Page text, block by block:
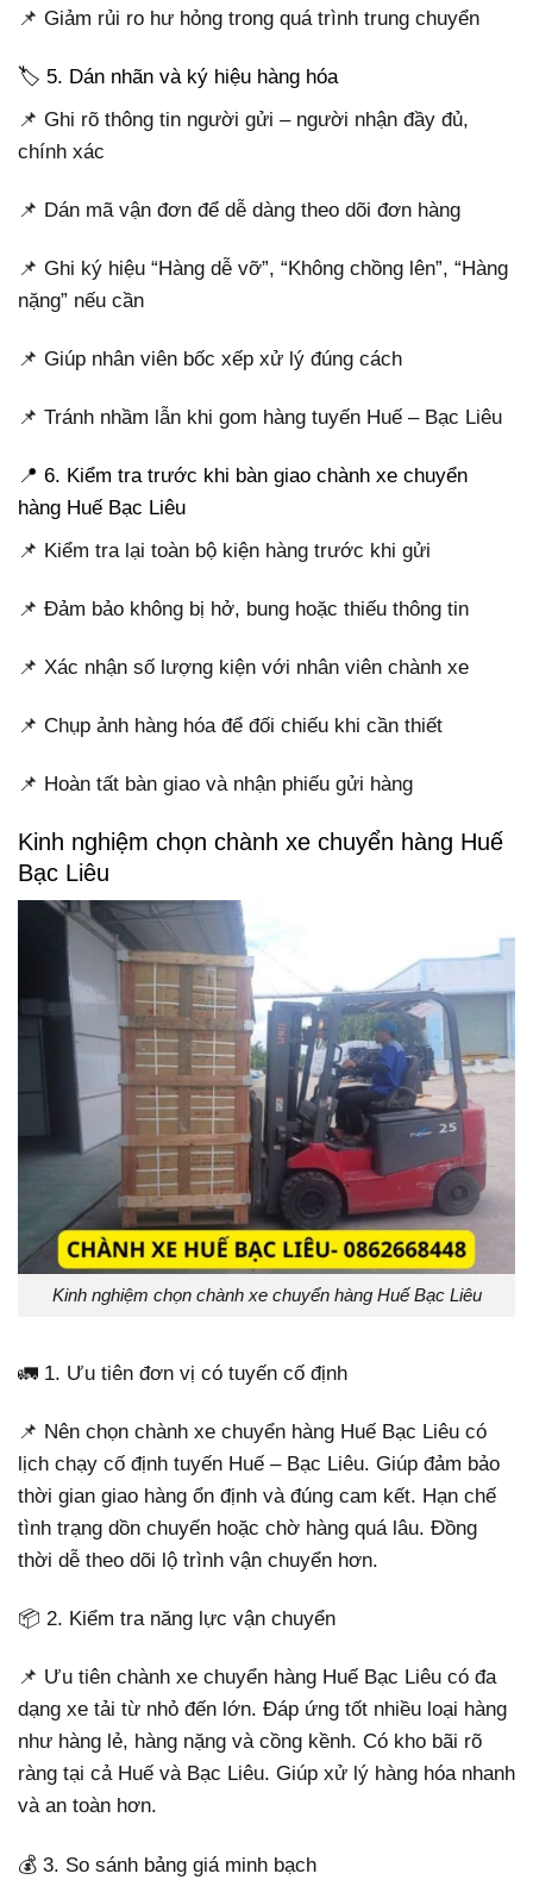
📌 Giảm rủi ro hư hỏng trong quá trình trung chuyển
🏷️ 5. Dán nhãn và ký hiệu hàng hóa
📌 Ghi rõ thông tin người gửi – người nhận đầy đủ,
chính xác
📌 Dán mã vận đơn để dễ dàng theo dõi đơn hàng
📌 Ghi ký hiệu “Hàng dễ vỡ”, “Không chồng lên”, “Hàng
nặng” nếu cần
📌 Giúp nhân viên bốc xếp xử lý đúng cách
📌 Tránh nhầm lẫn khi gom hàng tuyến Huế – Bạc Liêu
📍 6. Kiểm tra trước khi bàn giao chành xe chuyển
hàng Huế Bạc Liêu
📌 Kiểm tra lại toàn bộ kiện hàng trước khi gửi
📌 Đảm bảo không bị hở, bung hoặc thiếu thông tin
📌 Xác nhận số lượng kiện với nhân viên chành xe
📌 Chụp ảnh hàng hóa để đối chiếu khi cần thiết
📌 Hoàn tất bàn giao và nhận phiếu gửi hàng
Kinh nghiệm chọn chành xe chuyển hàng Huế
Bạc Liêu
Kinh nghiệm chọn chành xe chuyển hàng Huế Bạc Liêu
🚛 1. Ưu tiên đơn vị có tuyến cố định
📌 Nên chọn chành xe chuyển hàng Huế Bạc Liêu có
lịch chạy cố định tuyến Huế – Bạc Liêu. Giúp đảm bảo
thời gian giao hàng ổn định và đúng cam kết. Hạn chế
tình trạng dồn chuyến hoặc chờ hàng quá lâu. Đồng
thời dễ theo dõi lộ trình vận chuyển hơn.
📦 2. Kiểm tra năng lực vận chuyển
📌 Ưu tiên chành xe chuyển hàng Huế Bạc Liêu có đa
dạng xe tải từ nhỏ đến lớn. Đáp ứng tốt nhiều loại hàng
như hàng lẻ, hàng nặng và cồng kềnh. Có kho bãi rõ
ràng tại cả Huế và Bạc Liêu. Giúp xử lý hàng hóa nhanh
và an toàn hơn.
💰 3. So sánh bảng giá minh bạch